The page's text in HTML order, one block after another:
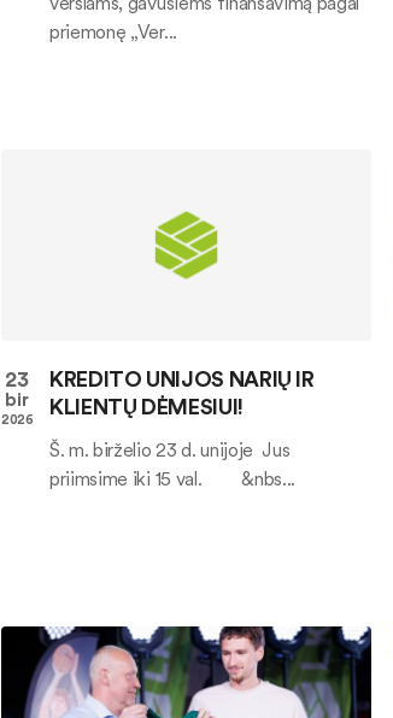
priemonę „Ver...
23
bir
2026
KREDITO UNIJOS NARIŲ IR
KLIENTŲ DĖMESIUI!
Š. m. birželio 23 d. unijoje Jus
priimsime iki 15 val. &nbs...